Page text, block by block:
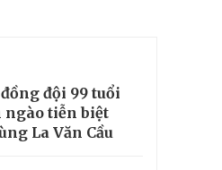
đội 99 tuổi
ngào tiễn biệt
La Văn Cầu